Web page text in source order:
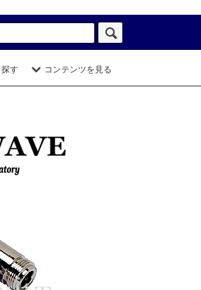
す コンテンツを見る